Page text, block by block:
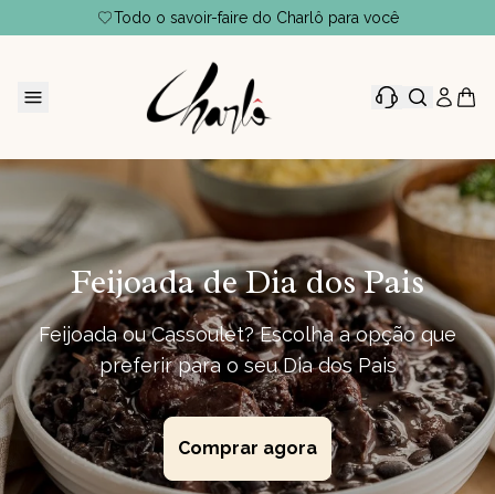
Todo o savoir-faire do Charlô para você
Feijoada de Dia dos Pais
Feijoada ou Cassoulet? Escolha a opção que
preferir para o seu Dia dos Pais
Comprar agora